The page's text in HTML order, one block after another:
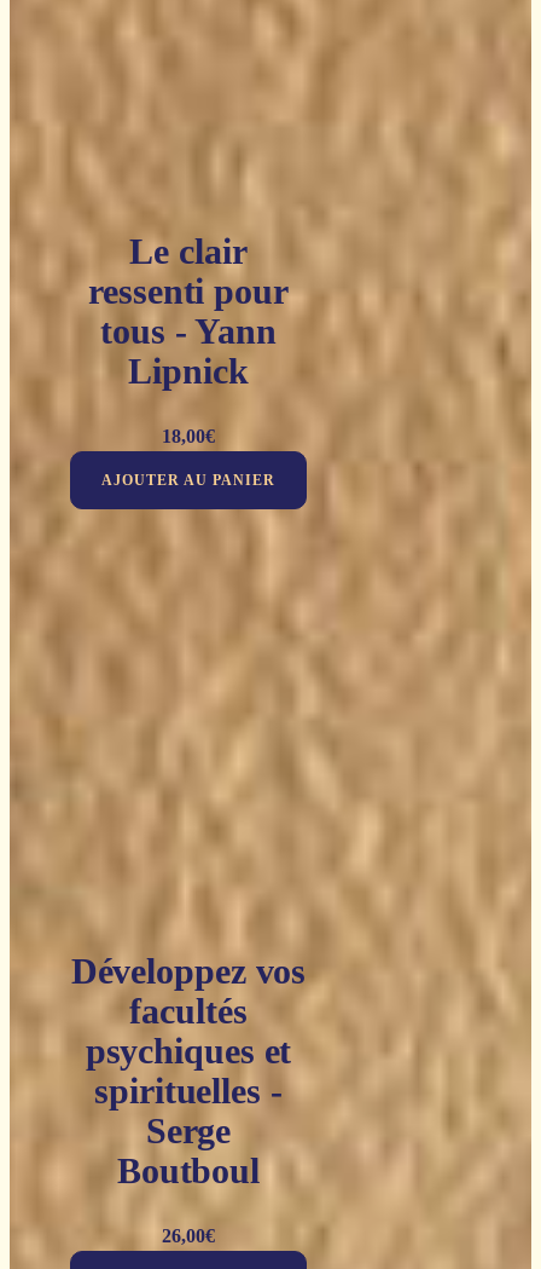
Le clair
ressenti pour
tous - Yann
Lipnick
18,00€
AJOUTER AU PANIER
Développez vos
facultés
psychiques et
spirituelles -
Serge
Boutboul
26,00€